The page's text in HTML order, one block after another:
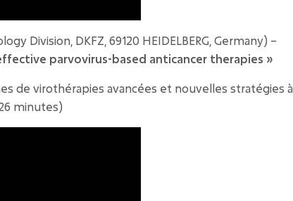
Division, DKFZ, 69120 HEIDELBERG, Germany) –
parvovirus-based anticancer therapies »
de virothérapies avancées et nouvelles stratégies à
minutes)